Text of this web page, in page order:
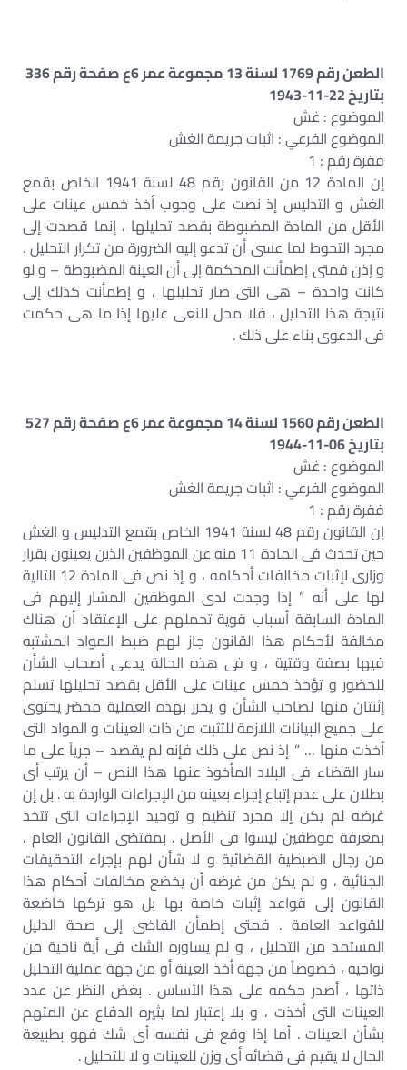
الطعن رقم 1769 لسنة 13 مجموعة عمر 6ع صفحة رقم 336
بتاريخ 22-11-1943
الموضوع : غش
الموضوع الفرعي : اثبات جريمة الغش
فقرة رقم : 1
إن المادة 12 من القانون رقم 48 لسنة 1941 الخاص بقمع
الغش و التدليس إذ نصت على وجوب أخذ خمس عينات على
الأقل من المادة المضبوطة بقصد تحليلها ، إنما قصدت إلى
مجرد التحوط لما عسى أن تدعو إليه الضرورة من تكرار التحليل .
و إذن فمتى إطمأنت المحكمة إلى أن العينة المضبوطة – و لو
كانت واحدة – هى التى صار تحليلها ، و إطمأنت كذلك إلى
نتيجة هذا التحليل ، فلا محل للنعى عليها إذا ما هى حكمت
فى الدعوى بناء على ذلك .
الطعن رقم 1560 لسنة 14 مجموعة عمر 6ع صفحة رقم 527
بتاريخ 06-11-1944
الموضوع : غش
الموضوع الفرعي : اثبات جريمة الغش
فقرة رقم : 1
إن القانون رقم 48 لسنة 1941 الخاص بقمع التدليس و الغش
حين تحدث فى المادة 11 منه عن الموظفين الذين يعينون بقرار
وزارى لإثبات مخالفات أحكامه ، و إذ نص فى المادة 12 التالية
لها على أنه ” إذا وجدت لدى الموظفين المشار إليهم فى
المادة السابقة أسباب قوية تحملهم على الإعتقاد أن هناك
مخالفة لأحكام هذا القانون جاز لهم ضبط المواد المشتبه
فيها بصفة وقتية ، و فى هذه الحالة يدعى أصحاب الشأن
للحضور و تؤخذ خمس عينات على الأقل بقصد تحليلها تسلم
إثنتان منها لصاحب الشأن و يحرر بهذه العملية محضر يحتوى
على جميع البيانات اللازمة للتثبت من ذات العينات و المواد التى
أخذت منها … ” إذ نص على ذلك فإنه لم يقصد – جرياً على ما
سار القضاء فى البلاد المأخوذ عنها هذا النص – أن يرتب أى
بطلان على عدم إتباع إجراء بعينه من الإجراءات الواردة به . بل إن
غرضه لم يكن إلا مجرد تنظيم و توحيد الإجراءات التى تتخذ
بمعرفة موظفين ليسوا فى الأصل ، بمقتضى القانون العام ،
من رجال الضبطية القضائية و لا شأن لهم بإجراء التحقيقات
الجنائية ، و لم يكن من غرضه أن يخضع مخالفات أحكام هذا
القانون إلى قواعد إثبات خاصة بها بل هو تركها خاضعة
للقواعد العامة . فمتى إطمأن القاضى إلى صحة الدليل
المستمد من التحليل ، و لم يساوره الشك فى أية ناحية من
نواحيه ، خصوصاً من جهة أخذ العينة أو من جهة عملية التحليل
ذاتها ، أصدر حكمه على هذا الأساس . بغض النظر عن عدد
العينات التى أخذت ، و بلا إعتبار لما يثيره الدفاع عن المتهم
بشأن العينات . أما إذا وقع فى نفسه أى شك فهو بطبيعة
الحال لا يقيم فى قضائه أى وزن للعينات و لا للتحليل .